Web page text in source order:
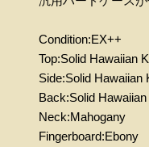
Condition:EX++
Top:Solid Hawaiian
Side:Solid Hawaiian
Back:Solid
Neck:Mahogany
Fingerboard:Ebony